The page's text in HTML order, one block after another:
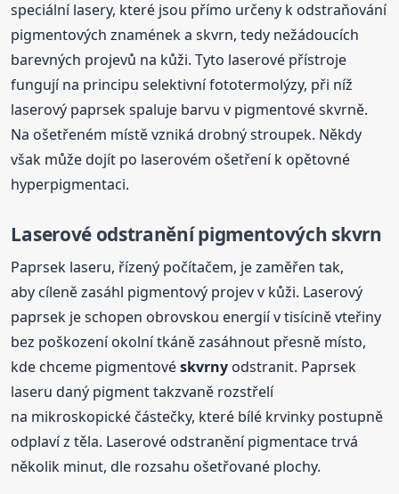
speciální lasery, které jsou přímo určeny k odstraňování
pigmentových znamének a skvrn, tedy nežádoucích
barevných projevů na kůži. Tyto laserové přístroje
fungují na principu selektivní fototermolýzy, při níž
laserový paprsek spaluje barvu v pigmentové skvrně.
Na ošetřeném místě vzniká drobný stroupek. Někdy
však může dojít po laserovém ošetření k opětovné
hyperpigmentaci.
Laserové odstranění pigmentových skvrn
Paprsek laseru, řízený počítačem, je zaměřen tak,
aby cíleně zasáhl pigmentový projev v kůži. Laserový
paprsek je schopen obrovskou energií v tisícině vteřiny
bez poškození okolní tkáně zasáhnout přesně místo,
kde chceme pigmentovéskvrny odstranit. Paprsek
laseru daný pigment takzvaně rozstřelí
na mikroskopické částečky, které bílé krvinky postupně
odplaví z těla. Laserové odstranění pigmentace trvá
několik minut, dle rozsahu ošetřované plochy.